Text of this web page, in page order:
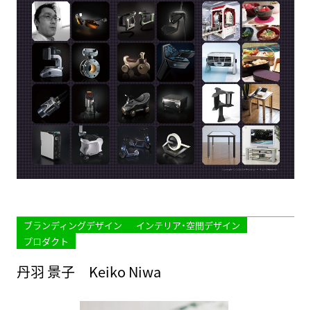
ブランディングデザイン
インテリア・空間デザイン
プロダクト
丹羽 景子 Keiko Niwa